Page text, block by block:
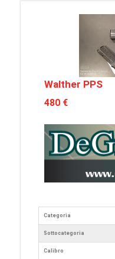
Walther PPS
480 €
Categoria
Sottocategoria
Calibro